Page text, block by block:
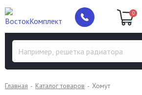
0
Главная Каталог товаров Хомут